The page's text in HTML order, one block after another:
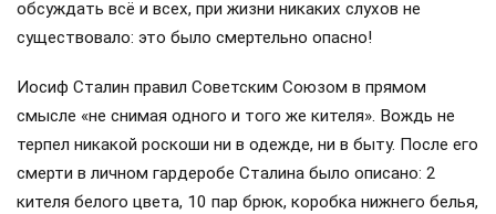
обсуждать всё и всех, при жизни никаких слухов не
существовало: это было смертельно опасно!
Иосиф Сталин правил Советским Союзом в прямом
смысле «не снимая одного и того же кителя». Вождь не
терпел никакой роскоши ни в одежде, ни в быту. После его
смерти в личном гардеробе Сталина было описано: 2
кителя белого цвета, 10 пар брюк, коробка нижнего белья,